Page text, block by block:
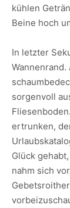
kühlen
Beine hoch
In letzter
sorgenvoll
ertrunken,
Glück
nahm sich